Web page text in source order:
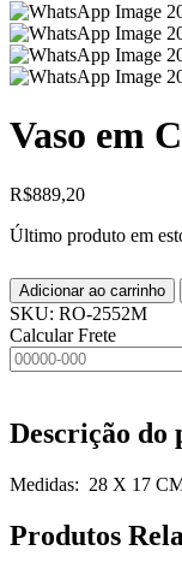
Vaso em
R$889,20
Último produto em
Adicionar ao carrinho
SKU: RO-2552M
Calcular Frete
Descrição do
Medidas: 28 X 17
Produtos